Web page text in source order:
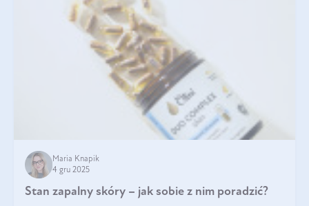
Maria Knapik
4 gru 2025
Stan zapalny skóry – jak sobie z nim poradzić?